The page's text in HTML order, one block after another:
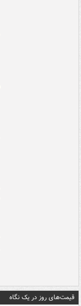
قیمت‌های روز در یک نگاه